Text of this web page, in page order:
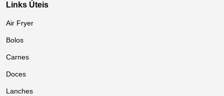
Links Úteis
Air Fryer
Bolos
Carnes
Doces
Lanches